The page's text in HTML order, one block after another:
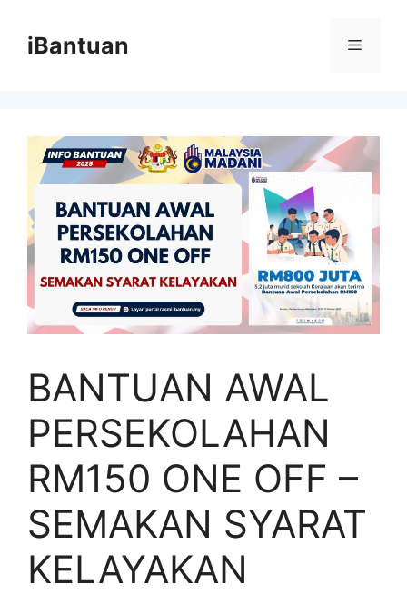
contentiBantuan Menu
BANTUAN AWAL
PERSEKOLAHAN
RM150 ONE OFF –
SEMAKAN SYARAT
KELAYAKAN